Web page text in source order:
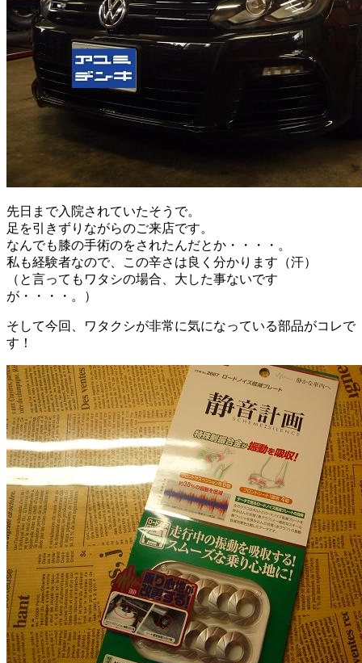
先日まで入院されていたそうで。
足を引きずりながらのご来店です。
なんでも膝の手術のをされたんだとか・・・・。
私も経験者なので、この辛さは良く分かります（汗）
（と言ってもワタシの場合、大した事ないです
が・・・・。）
そして今回、ワタクシが非常に気になっている部品がコレで
す！